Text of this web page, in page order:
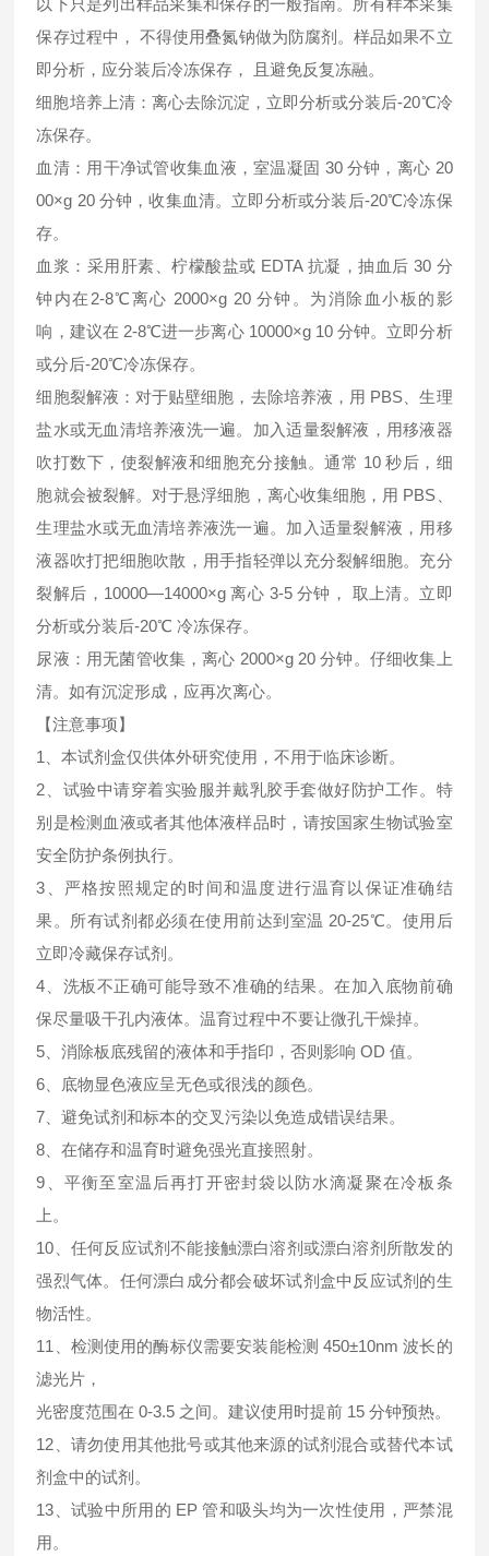
以下只是列出样品采集和保存的一般指南。所有样本采集
保存过程中， 不得使用叠氮钠做为防腐剂。样品如果不立
即分析，应分装后冷冻保存， 且避免反复冻融。
细胞培养上清：离心去除沉淀，立即分析或分装后-20℃冷
冻保存。
血清：用干净试管收集血液，室温凝固 30 分钟，离心 20
00×g 20 分钟，收集血清。立即分析或分装后-20℃冷冻保
存。
血浆：采用肝素、柠檬酸盐或 EDTA 抗凝，抽血后 30 分
钟内在2-8℃离心 2000×g 20 分钟。为消除血小板的影
响，建议在 2-8℃进一步离心 10000×g 10 分钟。立即分析
或分后-20℃冷冻保存。
细胞裂解液：对于贴壁细胞，去除培养液，用 PBS、生理
盐水或无血清培养液洗一遍。加入适量裂解液，用移液器
吹打数下，使裂解液和细胞充分接触。通常 10 秒后，细
胞就会被裂解。对于悬浮细胞，离心收集细胞，用 PBS、
生理盐水或无血清培养液洗一遍。加入适量裂解液，用移
液器吹打把细胞吹散，用手指轻弹以充分裂解细胞。充分
裂解后，10000—14000×g 离心 3-5 分钟， 取上清。立即
分析或分装后-20℃ 冷冻保存。
尿液：用无菌管收集，离心 2000×g 20 分钟。仔细收集上
清。如有沉淀形成，应再次离心。
【注意事项】
1、本试剂盒仅供体外研究使用，不用于临床诊断。
2、试验中请穿着实验服并戴乳胶手套做好防护工作。特
别是检测血液或者其他体液样品时，请按国家生物试验室
安全防护条例执行。
3、严格按照规定的时间和温度进行温育以保证准确结
果。所有试剂都必须在使用前达到室温 20-25℃。使用后
立即冷藏保存试剂。
4、洗板不正确可能导致不准确的结果。在加入底物前确
保尽量吸干孔内液体。温育过程中不要让微孔干燥掉。
5、消除板底残留的液体和手指印，否则影响 OD 值。
6、底物显色液应呈无色或很浅的颜色。
7、避免试剂和标本的交叉污染以免造成错误结果。
8、在储存和温育时避免强光直接照射。
9、平衡至室温后再打开密封袋以防水滴凝聚在冷板条
上。
10、任何反应试剂不能接触漂白溶剂或漂白溶剂所散发的
强烈气体。任何漂白成分都会破坏试剂盒中反应试剂的生
物活性。
11、检测使用的酶标仪需要安装能检测 450±10nm 波长的
滤光片，
光密度范围在 0-3.5 之间。建议使用时提前 15 分钟预热。
12、请勿使用其他批号或其他来源的试剂混合或替代本试
剂盒中的试剂。
13、试验中所用的 EP 管和吸头均为一次性使用，严禁混
用。